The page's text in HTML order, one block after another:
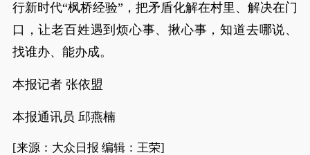
行新时代“枫桥经验”，把矛盾化解在村里、解决在门
口，让老百姓遇到烦心事、揪心事，知道去哪说、
找谁办、能办成。
本报记者 张依盟
本报通讯员 邱燕楠
[来源：大众日报 编辑：王荣]